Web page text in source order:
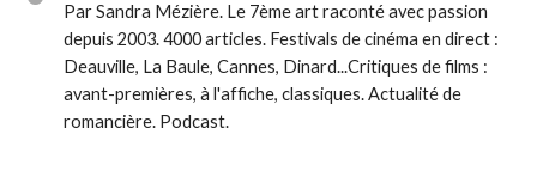
Par Sandra Mézière. Le 7ème art raconté avec passion
depuis 2003. 4000 articles. Festivals de cinéma en direct :
Deauville, La Baule, Cannes, Dinard...Critiques de films :
avant-premières, à l'affiche, classiques. Actualité de
romancière. Podcast.